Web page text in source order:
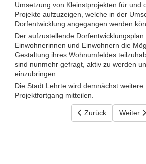
Umsetzung von Kleinstprojekten für und
Projekte aufzuzeigen, welche in der
Dorfentwicklung angegangen werden
Der aufzustellende Dorfentwicklungsplan
Einwohnerinnen und Einwohnern die
Gestaltung ihres Wohnumfeldes
sind nunmehr gefragt, aktiv zu werden
einzubringen.
Die Stadt Lehrte wird demnächst weitere
Projektfortgang mitteilen.
Vorheriger Beitrag:
Zurück Weiter